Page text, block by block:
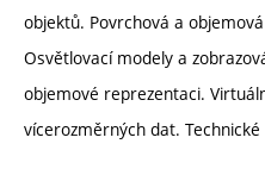
objektů. Povrchová a
Osvětlovací modely a
objemové reprezentaci.
vícerozměrných dat.